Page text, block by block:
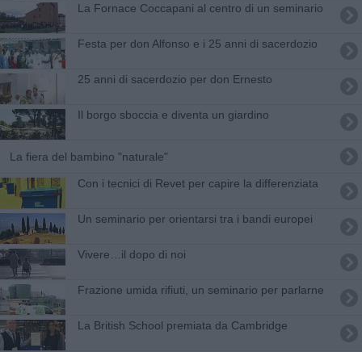
La Fornace Coccapani al centro di un seminario
Festa per don Alfonso e i 25 anni di sacerdozio
25 anni di sacerdozio per don Ernesto
Il borgo sboccia e diventa un giardino
La fiera del bambino "naturale"
Con i tecnici di Revet per capire la differenziata
Un seminario per orientarsi tra i bandi europei
​Vivere…il dopo di noi
Frazione umida rifiuti, un seminario per parlarne
La British School premiata da Cambridge